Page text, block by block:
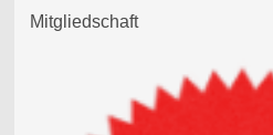
Mitgliedschaft